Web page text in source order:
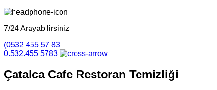
7/24 Arayabilirsiniz
(0532 455 57 83
0.532.455 5783
Çatalca Cafe Restoran Temizliği